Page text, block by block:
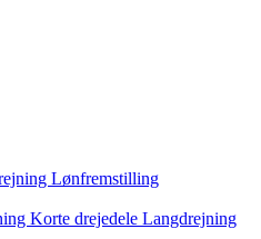
Lønfremstilling
Korte drejedele Langdrejning